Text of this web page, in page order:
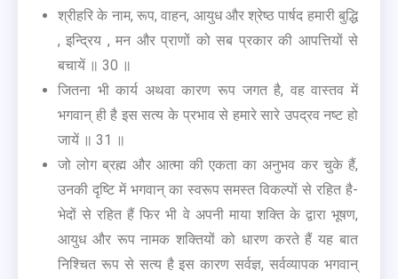
श्रीहरि के नाम, रूप, वाहन, आयुध और श्रेष्ठ पार्षद हमारी बुद्धि
, इन्द्रिय , मन और प्राणों को सब प्रकार की आपत्तियों से
बचायें ॥ 30 ॥
जितना भी कार्य अथवा कारण रूप जगत है, वह वास्तव में
भगवान् ही है इस सत्य के प्रभाव से हमारे सारे उपद्रव नष्ट हो
जायें ॥ 31 ॥
जो लोग ब्रह्म और आत्मा की एकता का अनुभव कर चुके हैं,
उनकी दृष्टि में भगवान् का स्वरूप समस्त विकल्पों से रहित है-
भेदों से रहित हैं फिर भी वे अपनी माया शक्ति के द्वारा भूषण,
आयुध और रूप नामक शक्तियों को धारण करते हैं यह बात
निश्चित रूप से सत्य है इस कारण सर्वज्ञ, सर्वव्यापक भगवान्